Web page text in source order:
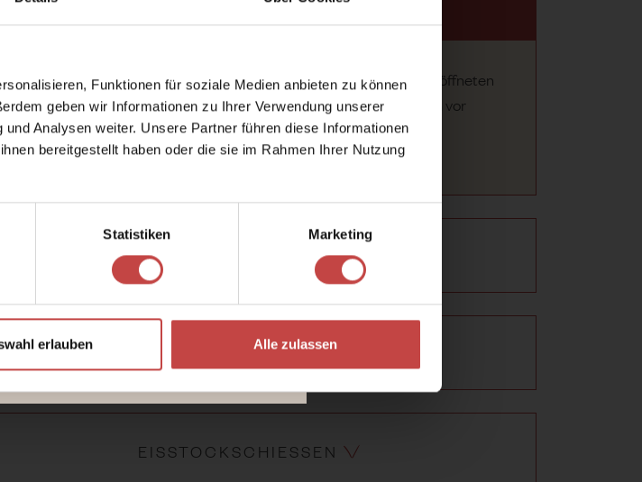
Funktionen für soziale Medien anbieten zu können
geben wir Informationen zu Ihrer Verwendung unserer
Analysen weiter. Unsere Partner führen diese Informationen
bereitgestellt haben oder die sie im Rahmen Ihrer Nutzung
Statistiken Marketing
erlauben Alle zulassen
EISLAUFEN
im Sportzentrum Saalbach Hinterglemm:Am täglich geöffneten
drehen Familien, Freunde und Paare gemeinsame Runden vor
Kulisse.
SCHNEESCHUHWANDERN
EISSTOCKSCHIESSEN
ist zurück im Geschehen!
in der Luft, ein Sprung in den Pool &
Wahl: Bike oder Hike?
wir freuen uns auf euch!
Steger
WEITER